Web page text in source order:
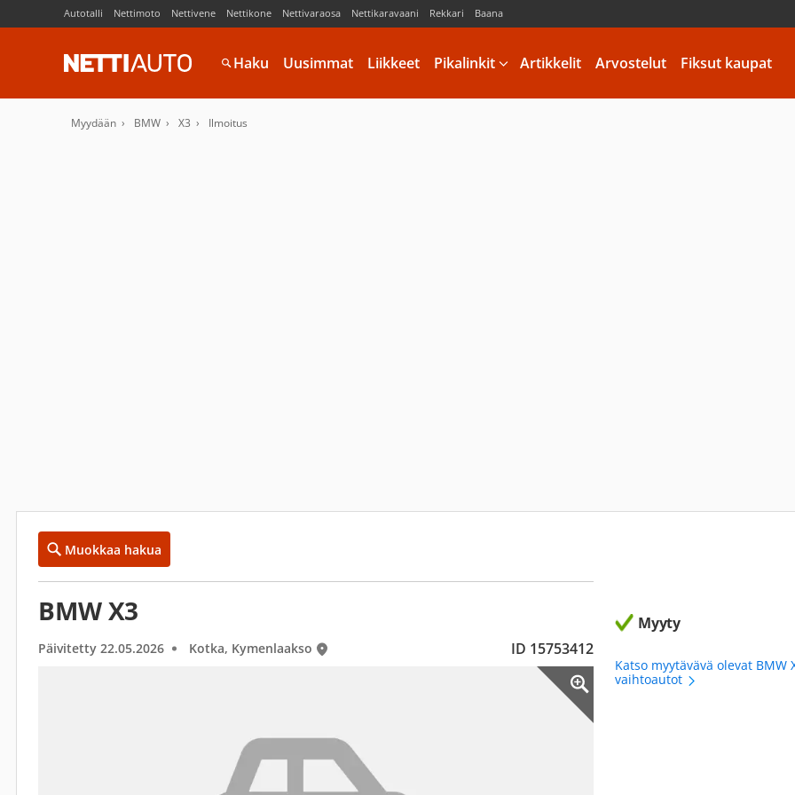
Autotalli Nettimoto Nettivene Nettikone Nettivaraosa Nettikaravaani Rekkari Baana
Haku Uusimmat Liikkeet Pikalinkit Artikkelit Arvostelut Fiksut kaupat
Myydään BMW X3 Ilmoitus
Muokkaa hakua
BMW X3
Päivitetty 22.05.2026 Kotka, Kymenlaakso ID 15753412
Myyty
Katso myytävävä olevat BMW
vaihtoautot